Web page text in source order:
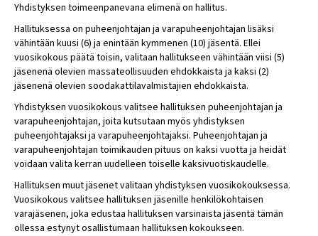
Yhdistyksen toimeenpanevana elimenä on hallitus.
Hallituksessa on puheenjohtajan ja varapuheenjohtajan lisäksi
vähintään kuusi (6) ja enintään kymmenen (10) jäsentä. Ellei
vuosikokous päätä toisin, valitaan hallitukseen vähintään viisi (5)
jäsenenä olevien massateollisuuden ehdokkaista ja kaksi (2)
jäsenenä olevien soodakattilavalmistajien ehdokkaista.
Yhdistyksen vuosikokous valitsee hallituksen puheenjohtajan ja
varapuheenjohtajan, joita kutsutaan myös yhdistyksen
puheenjohtajaksi ja varapuheenjohtajaksi. Puheenjohtajan ja
varapuheenjohtajan toimikauden pituus on kaksi vuotta ja heidät
voidaan valita kerran uudelleen toiselle kaksivuotiskaudelle.
Hallituksen muut jäsenet valitaan yhdistyksen vuosikokouksessa.
Vuosikokous valitsee hallituksen jäsenille henkilökohtaisen
varajäsenen, joka edustaa hallituksen varsinaista jäsentä tämän
ollessa estynyt osallistumaan hallituksen kokoukseen.